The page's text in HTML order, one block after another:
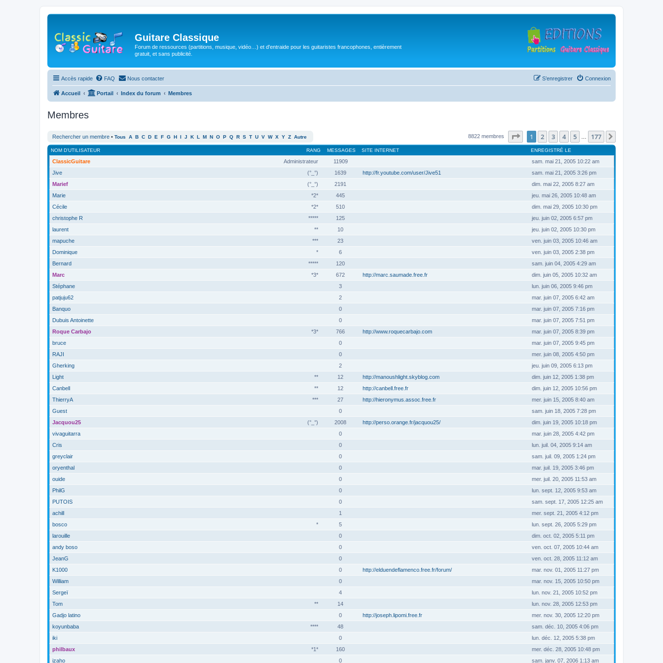
Guitare Classique
Forum de ressources (partitions, musique, vidéo…) et d'entraide pour les guitaristes francophones, entièrement
gratuit, et sans publicité.
Accès rapide FAQ Nous contacter Connexion
S’enregistrer
Accueil Portail Index du forum Membres
Membres
Rechercher un membre • Tous A B C D E F G H I J K L M N O P Q R S T U V W X Y Z Autre 8822 membres Page sur177
1 2 3 4 5 177
RANG
NOM D’UTILISATEUR MESSAGES SITE INTERNET ENREGISTRÉ LE
Administrateur
ClassicGuitare 11909
sam. mai 21, 2005 10:22 am
(°_°)
Jive 1639 http://fr.youtube.com/user/Jive51
sam. mai 21, 2005 3:26 pm
(°_°)
Marief 2191
dim. mai 22, 2005 8:27 am
*2*
Marie 445
jeu. mai 26, 2005 10:48 am
*2*
Cécile 510
dim. mai 29, 2005 10:30 pm
*****
christophe R 125
jeu. juin 02, 2005 6:57 pm
**
laurent 10
jeu. juin 02, 2005 10:30 pm
***
mapuche 23
ven. juin 03, 2005 10:46 am
*
Dominique 6
ven. juin 03, 2005 2:38 pm
*****
Bernard 120
sam. juin 04, 2005 4:29 am
*3*
Marc 672 http://marc.saumade.free.fr
dim. juin 05, 2005 10:32 am
Stéphane
3
lun. juin 06, 2005 9:46 pm
patjuju62
2
mar. juin 07, 2005 6:42 am
Banquo
0
mar. juin 07, 2005 7:16 pm
Dubuis Antoinette
0
mar. juin 07, 2005 7:51 pm
*3*
Roque Carbajo 766 http://www.roquecarbajo.com
mar. juin 07, 2005 8:39 pm
bruce
0
mar. juin 07, 2005 9:45 pm
RAJI
0
mer. juin 08, 2005 4:50 pm
Gherking
2
jeu. juin 09, 2005 6:13 pm
**
Light 12 http://manoushlight.skyblog.com
dim. juin 12, 2005 1:38 pm
**
Canbell 12 http://canbell.free.fr
dim. juin 12, 2005 10:56 pm
***
ThierryA 27 http://hieronymus.assoc.free.fr
mer. juin 15, 2005 8:40 am
Guest
0
sam. juin 18, 2005 7:28 pm
(°_°)
Jacquou25 2008 http://perso.orange.fr/jacquou25/
dim. juin 19, 2005 10:18 pm
vivaguitarra
0
mar. juin 28, 2005 4:42 pm
Cris
0
lun. juil. 04, 2005 9:14 am
greyclair
0
sam. juil. 09, 2005 1:24 pm
oryenthal
0
mar. juil. 19, 2005 3:46 pm
ouide
0
mer. juil. 20, 2005 11:53 am
PhilG
0
lun. sept. 12, 2005 9:53 am
PUTOIS
0
sam. sept. 17, 2005 12:25 am
achill
1
mer. sept. 21, 2005 4:12 pm
*
bosco 5
lun. sept. 26, 2005 5:29 pm
larouille
0
dim. oct. 02, 2005 5:11 pm
andy boso
0
ven. oct. 07, 2005 10:44 am
JeanG
0
ven. oct. 28, 2005 11:12 am
K1000
0 http://elduendeflamenco.free.fr/forum/
mar. nov. 01, 2005 11:27 pm
William
0
mar. nov. 15, 2005 10:50 pm
Sergeï
4
lun. nov. 21, 2005 10:52 pm
**
Tom 14
lun. nov. 28, 2005 12:53 pm
Gadjo latino
0 http://joseph.lipomi.free.fr
mer. nov. 30, 2005 12:20 pm
****
koyunbaba 48
sam. déc. 10, 2005 4:06 pm
iki
0
lun. déc. 12, 2005 5:38 pm
*1*
philbaux 160
mer. déc. 28, 2005 10:48 pm
izaho
0 sam. janv. 07, 2006 1:13 am